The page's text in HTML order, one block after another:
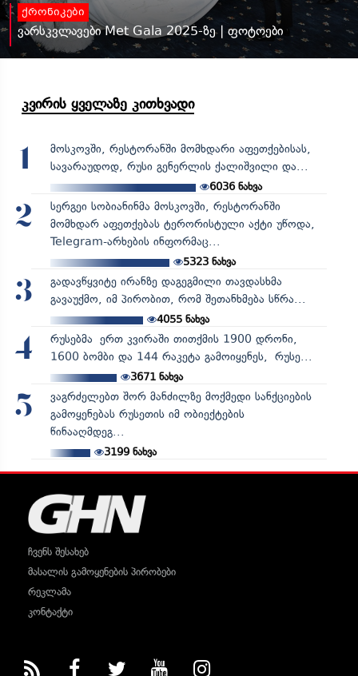
ქრონიკები
ვარსკვლავები Met Gala 2025-ზე | ფოტოები
კვირის ყველაზე კითხვადი
1
მოსკოვში, რესტორანში მომხდარი აფეთქებისას,
სავარაუდოდ, რუსი გენერლის ქალიშვილი და...
6036ნახვა
2
სერგეი სობიანინმა მოსკოვში, რესტორანში
მომხდარ აფეთქებას ტერორისტული აქტი უწოდა,
Telegram-არხების ინფორმაც...
5323ნახვა
3
გადავწყვიტე ირანზე დაგეგმილი თავდასხმა
გავაუქმო, იმ პირობით, რომ შეთანხმება სწრა...
4055ნახვა
4
რუსებმა ერთ კვირაში თითქმის 1900 დრონი,
1600 ბომბი და 144 რაკეტა გამოიყენეს, რუსე...
3671ნახვა
5
ვაგრძელებთ შორ მანძილზე მოქმედი სანქციების
გამოყენებას რუსეთის იმ ობიექტების
წინააღმდეგ...
3199ნახვა
ჩვენს შესახებ
მასალის გამოყენების პირობები
რეკლამა
კონტაქტი